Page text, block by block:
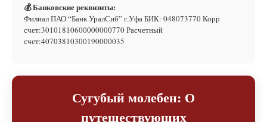
💰 Банковские реквизиты:
Филиал ПАО “Банк УралСиб” г.Уфа БИК: 048073770 Корр
счет:30101810600000000770 Расчетный
счет:40703810300190000035
Сугубый молебен: О
путешествующих